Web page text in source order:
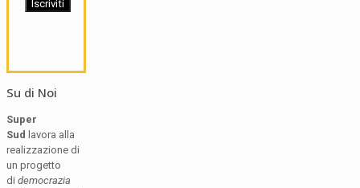
Su di Noi
Super
Sud lavora alla
realizzazione di
un progetto
di democrazia